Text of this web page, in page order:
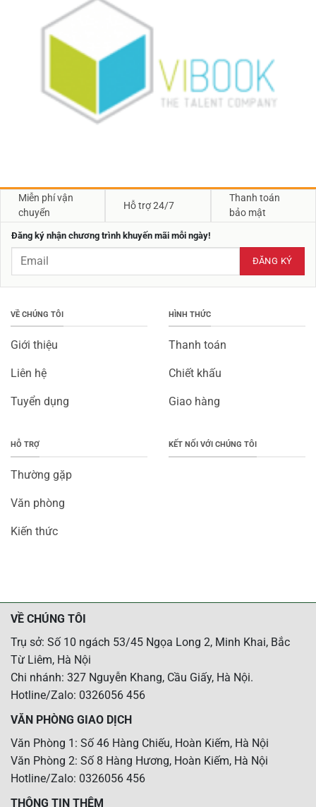
Miễn phí vận
chuyển
Hỗ trợ 24/7
Thanh toán
bảo mật
Đăng ký nhận chương trình khuyến mãi mỗi ngày!
VỀ CHÚNG TÔI
Giới thiệu
Liên hệ
Tuyển dụng
HÌNH THỨC
Thanh toán
Chiết khấu
Giao hàng
HỖ TRỢ
Thường gặp
Văn phòng
Kiến thức
KẾT NỐI VỚI CHÚNG TÔI
VỀ CHÚNG TÔI
Trụ sở: Số 10 ngách 53/45 Ngọa Long 2, Minh Khai, Bắc
Từ Liêm, Hà Nội
Chi nhánh: 327 Nguyễn Khang, Cầu Giấy, Hà Nội.
Hotline/Zalo: 0326056 456
VĂN PHÒNG GIAO DỊCH
Văn Phòng 1: Số 46 Hàng Chiếu, Hoàn Kiếm, Hà Nội
Văn Phòng 2: Số 8 Hàng Hương, Hoàn Kiếm, Hà Nội
Hotline/Zalo: 0326056 456
THÔNG TIN THÊM